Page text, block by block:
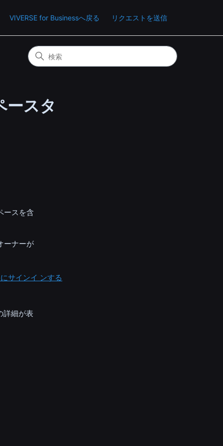
VIVERSE for Businessへ戻る リクエストを送信
ースタ
ースを含
ーナーが
サインイ ンする
詳細が表